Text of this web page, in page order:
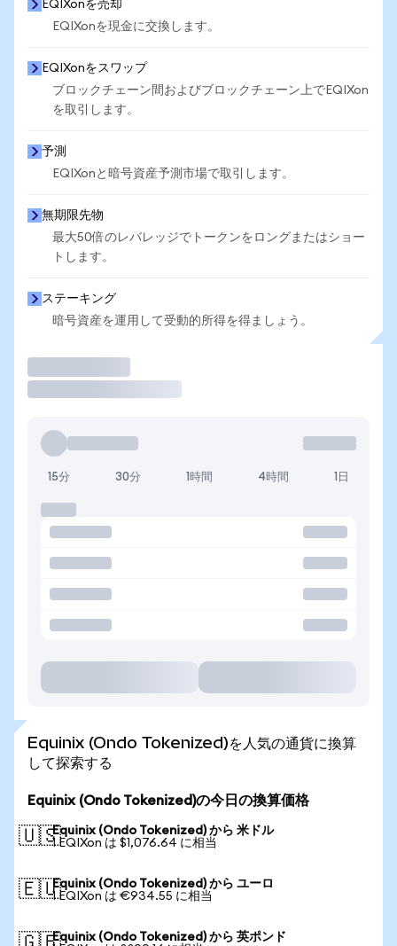
EQIXonを売却
EQIXonを現金に交換します。
EQIXonをスワップ
ブロックチェーン間およびブロックチェーン上でEQIXon
を取引します。
予測
EQIXonと暗号資産予測市場で取引します。
無期限先物
最大50倍のレバレッジでトークンをロングまたはショー
トします。
ステーキング
暗号資産を運用して受動的所得を得ましょう。
15分 30分 1時間 4時間 1日
Equinix (Ondo Tokenized)を人気の通貨に換算
して探索する
Equinix (Ondo Tokenized)の今日の換算価格
🇺🇸Equinix (Ondo Tokenized) から 米ドル
1 EQIXon は $1,076.64 に相当
🇪🇺Equinix (Ondo Tokenized) から ユーロ
1 EQIXon は €934.55 に相当
Equinix (Ondo Tokenized) から 英ポンド